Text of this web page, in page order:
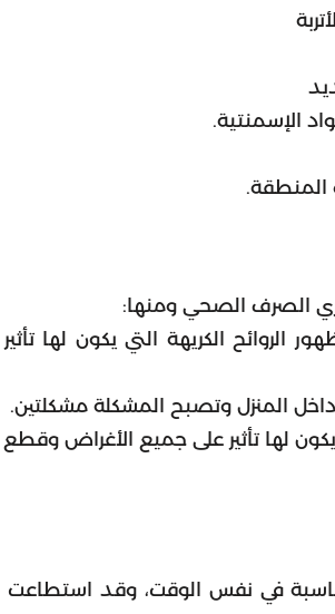
الإسمنتية.
المنطقة.
الصرف الصحي ومنها:
الروائح الكريهة التي يكون لها
المنزل وتصبح المشكلة مشكلتين.
لها تأثير على جميع الأغراض وقطع
في نفس الوقت، وقد